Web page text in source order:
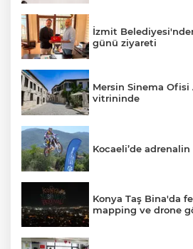
İzmit
günü ziyareti
Mersin Sinema Ofisi
vitrininde
Kocaeli’de
Konya Taş Bina'da
mapping ve drone